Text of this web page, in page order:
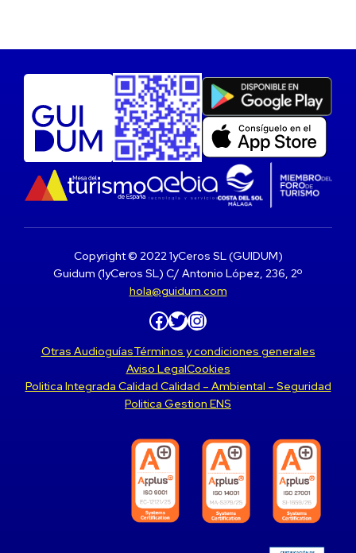
Copyright © 2022 1yCeros SL (GUIDUM)
Guidum (1yCeros SL) C/ Antonio López, 236, 2º
hola@guidum.com
Facebook Twitter Instagram
Otras AudioguíasTérminos y condiciones generales
Aviso LegalCookies
Politica Integrada Calidad Calidad – Ambiental – Seguridad
Politica Gestion ENS